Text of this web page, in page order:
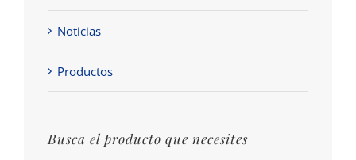
Noticias
Productos
Busca el producto que necesites